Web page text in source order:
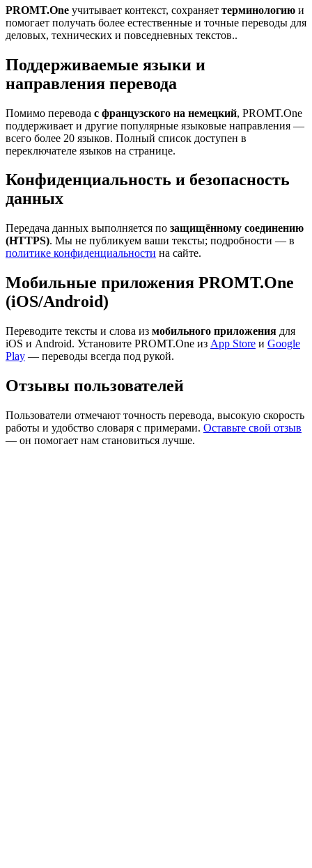
PROMT.One учитывает контекст, сохраняет терминологию и
помогает получать более естественные и точные переводы для
деловых, технических и повседневных текстов..
Поддерживаемые языки и
направления перевода
Помимо перевода с французского на немецкий, PROMT.One
поддерживает и другие популярные языковые направления —
всего более 20 языков. Полный список доступен в
переключателе языков на странице.
Конфиденциальность и безопасность
данных
Передача данных выполняется по защищённому соединению
(HTTPS). Мы не публикуем ваши тексты; подробности — в
политике конфиденциальности на сайте.
Мобильные приложения PROMT.One
(iOS/Android)
Переводите тексты и слова из мобильного приложения для
iOS и Android. Установите PROMT.One из App Store и Google
Play — переводы всегда под рукой.
Отзывы пользователей
Пользователи отмечают точность перевода, высокую скорость
работы и удобство словаря с примерами. Оставьте свой отзыв
— он помогает нам становиться лучше.